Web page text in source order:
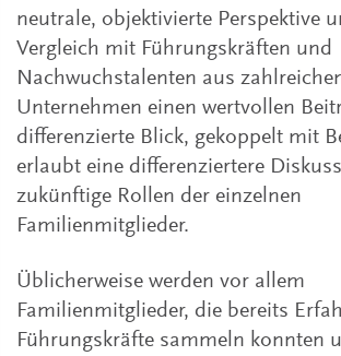
neutrale, objektivierte Perspektive
Vergleich mit Führungskräften und
Nachwuchstalenten aus
Unternehmen einen wertvollen
differenzierte Blick, gekoppelt mit
erlaubt eine differenziertere
zukünftige Rollen der einzelnen
Familienmitglieder.
Üblicherweise werden vor allem
Familienmitglieder, die bereits
Führungskräfte sammeln konnten